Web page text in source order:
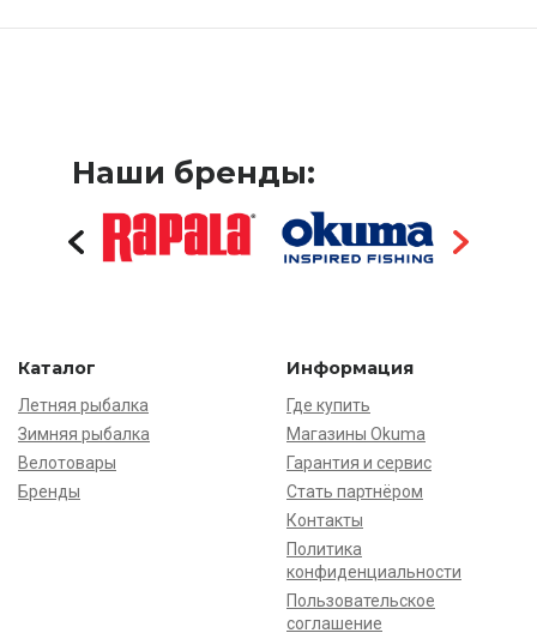
Наши бренды:
Каталог
Летняя рыбалка
Зимняя рыбалка
Велотовары
Бренды
Информация
Где купить
Магазины Okuma
Гарантия и сервис
Стать партнёром
Контакты
Политика
конфиденциальности
Пользовательское
соглашение